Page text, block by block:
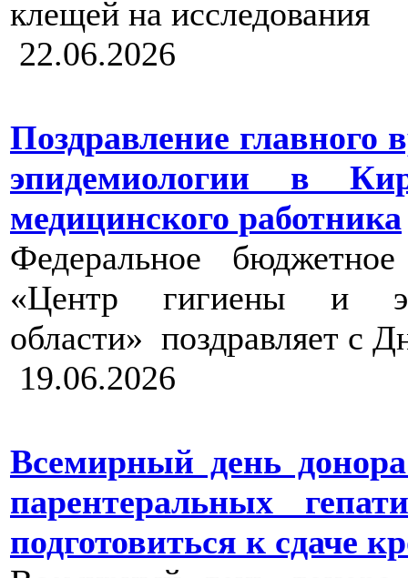
клещей на исследования
22.06.2026
Поздравление
эпидемиологии в
медицинского работника
Федеральное
«Центр гигиены и
области» поздравляет с
19.06.2026
Всемирный день
парентеральных
подготовиться к сдаче